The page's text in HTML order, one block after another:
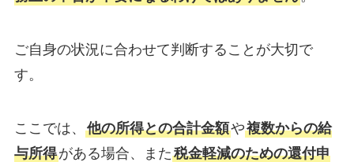
ご自身の状況に合わせて判断することが大切で
す。
ここでは、 他の所得との合計金額や複数からの給
与所得がある場合、また税金軽減のための還付申